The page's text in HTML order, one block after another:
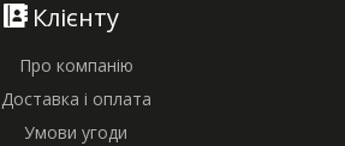
Клієнту
Про компанію
Доставка і оплата
Умови угоди